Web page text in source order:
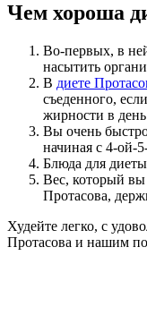
Чем хороша
Во-первых, в
насытить
В диете
съеденного,
жирности в день
Вы очень
начиная с 4-ой-
Блюда для
Вес, который вы
Протасова,
Худейте легко, с
Протасова и нашим